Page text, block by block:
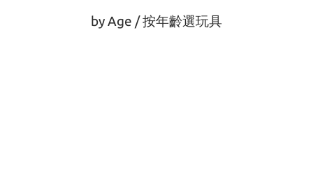
by Age / 按年齡選玩具